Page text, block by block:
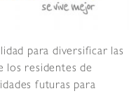
para diversificar las
los residentes de
futuras para